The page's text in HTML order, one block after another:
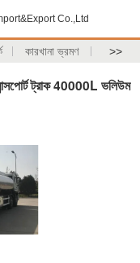
Co.,Ltd
কারখানা ভ্রমণ >>
ট্রাক 40000L ভলিউম